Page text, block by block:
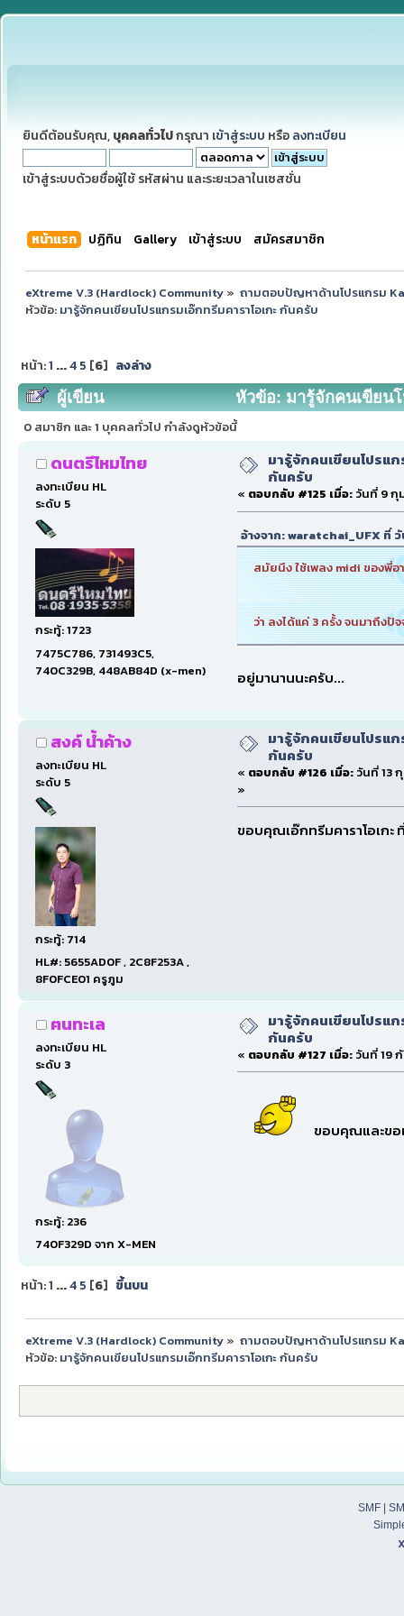
ยินดีต้อนรับคุณ, บุคคลทั่วไปกรุณา เข้าสู่ระบบ หรือ ลงทะเบียน
เข้าสู่ระบบด้วยชื่อผู้ใช้ รหัสผ่าน และระยะเวลาในเซสชั่น
หน้าแรก ปฏิทิน Gallery เข้าสู่ระบบ สมัครสมาชิก
eXtreme V.3 (Hardlock) Community» ถามตอบปัญหาด้านโปรแกรม
หัวข้อ: มารู้จักคนเขียนโปรแกรมเอ๊กทรีมคาราโอเกะ กันครับ
หน้า:1 ...4 5 [6] ลงล่าง
ผู้เขียน หัวข้อ: มารู้จักคนเขียนโ
0 สมาชิก และ 1 บุคคลทั่วไป กำลังดูหัวข้อนี้
ดนตรีไหมไทย
ลงทะเบียน HL
ระดับ 5
กระทู้: 1723
7475C786, 731493C5,
740C329B, 448AB84D (x-men)
มารู้จักคนเขียนโปรแก
กันครับ
« ตอบกลับ #125 เมื่อ: วันที่ 9 กุ
อ้างจาก: waratchai_UFX ที่
สมัยนึง ใช้เพลง midi ของพี่อา
ว่า ลงได้แค่ 3 ครั้ง จนมาถึงปั
อยู่มานานนะครับ...
สงค์ น้ำค้าง
ลงทะเบียน HL
ระดับ 5
กระทู้: 714
HL#: 5655AD0F , 2C8F253A ,
8F0FCE01 ครูภูม
มารู้จักคนเขียนโปรแก
กันครับ
« ตอบกลับ #126 เมื่อ: วันที่ 13
»
ขอบคุณเอ๊กทรีมคาราโอเก
ฅนทะเล
ลงทะเบียน HL
ระดับ 3
กระทู้: 236
740F329D จาก X-MEN
มารู้จักคนเขียนโปรแก
กันครับ
« ตอบกลับ #127 เมื่อ: วันที่ 19
ขอบคุณและขอ
หน้า:1 ...4 5 [6] ขึ้นบน
eXtreme V.3 (Hardlock) Community» ถามตอบปัญหาด้านโปรแกรม
หัวข้อ: มารู้จักคนเขียนโปรแกรมเอ๊กทรีมคาราโอเกะ กันครับ
SMF|